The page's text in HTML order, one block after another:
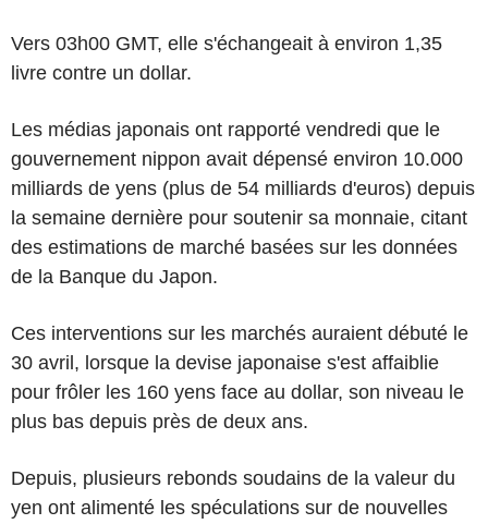
Vers 03h00 GMT, elle s'échangeait à environ 1,35
livre contre un dollar.
Les médias japonais ont rapporté vendredi que le
gouvernement nippon avait dépensé environ 10.000
milliards de yens (plus de 54 milliards d'euros) depuis
la semaine dernière pour soutenir sa monnaie, citant
des estimations de marché basées sur les données
de la Banque du Japon.
Ces interventions sur les marchés auraient débuté le
30 avril, lorsque la devise japonaise s'est affaiblie
pour frôler les 160 yens face au dollar, son niveau le
plus bas depuis près de deux ans.
Depuis, plusieurs rebonds soudains de la valeur du
yen ont alimenté les spéculations sur de nouvelles